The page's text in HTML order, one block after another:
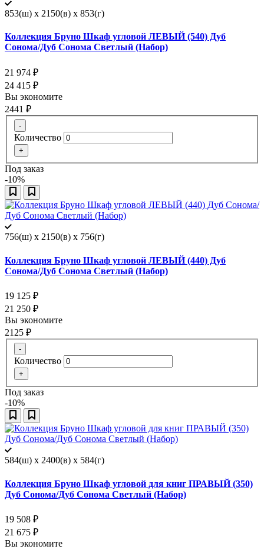
853(ш) x 2150(в) x 853(г)
Коллекция Бруно Шкаф угловой ЛЕВЫЙ (540) Дуб
Сонома/Дуб Сонома Светлый (Набор)
21 974 ₽
24 415 ₽
Вы экономите
2441 ₽
-
Количество
+
Под заказ
-10%
756(ш) x 2150(в) x 756(г)
Коллекция Бруно Шкаф угловой ЛЕВЫЙ (440) Дуб
Сонома/Дуб Сонома Светлый (Набор)
19 125 ₽
21 250 ₽
Вы экономите
2125 ₽
-
Количество
+
Под заказ
-10%
584(ш) x 2400(в) x 584(г)
Коллекция Бруно Шкаф угловой для книг ПРАВЫЙ (350)
Дуб Сонома/Дуб Сонома Светлый (Набор)
19 508 ₽
21 675 ₽
Вы экономите